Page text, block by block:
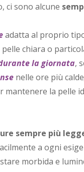
ci sono alcune
adatta al proprio
pelle chiara o
la giornata,
nelle ore più
mantenere la pelle
sempre più
a ogni
morbida e